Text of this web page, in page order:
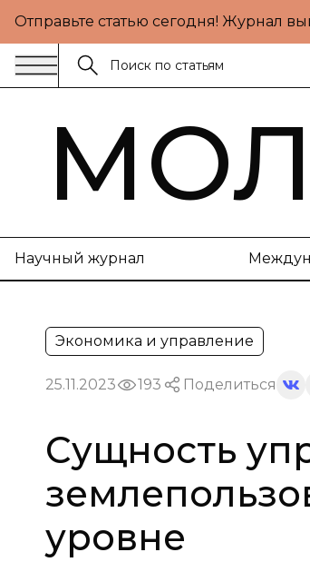
Отправьте статью сегодня! Журнал
Научный журнал
Экономика и управление
25.11.2023 193 Поделиться
Сущность
уровне